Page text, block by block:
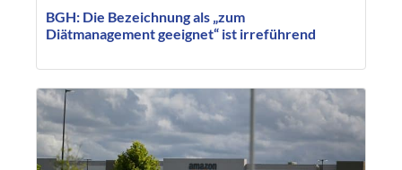
BGH: Die Bezeichnung als „zum
Diätmanagement geeignet“ ist irreführend